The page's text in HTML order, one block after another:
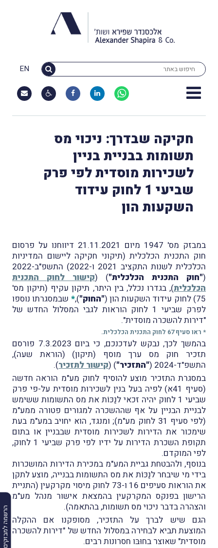
EN
הרשמה למבזקים
חקיקה שבדרך: ניכוי מס
תשומות בבניית בניין
לשכירות מוסדית לפי פרק
שביעי 1 לחוק עידוד
השקעות הון
במבזק מס' 1947 מיום 21.11.2021 דיווחנו על פרסום
חוק התכנית הכלכלית (תיקוני חקיקה ליישום המדיניות
הכלכלית לשנות התקציב 2021 ו-2022) התשפ"ב-2022
(
"חוק התכנית הכלכלית") (קישור לחוק התכנית
הכלכלית), בגדרו נכלל, בין היתר, תיקון עקיף (תיקון מס'
75) לחוק עידוד השקעות הון (
"החוק"),
* שבמסגרתו נוספו
לפרק שביעי 1 לחוק הוראות לגבי המסלול החדש של
"דירות להשכרה מוסדית".
* ראו סעיף 67 לחוק התכנית הכלכלית.
בהמשך לכך, נבקש לעדכנכם, כי ביום 7.3.2023 פורסם
תזכיר חוק מס ערך מוסף (תיקון) (הוראת שעה),
התשפ"ד-2024 (
"התזכיר") (קישור לתזכיר).
במסגרת התזכיר מוצע להוסיף לחוק מע"מ הוראה חדשה
(סעיף 41א) לפיה בעל בנין לשכירות מוסדית על-פי פרק
שביעי 1 לחוק יהיה זכאי לנַכּוֹת את מס התשומות ששימש
לבניית הבניין על אף שההשכרה למגורים פטורה ממע"מ
(לפי סעיף 31 לחוק מע"מ); ומנגד, הוא יחויב במע"מ בעת
שימכור את הדירות לשכירות מוסדית שבבניין או בתום
תקופת השכרת הדירות על ידיו לפי פרק שביעי 1 לחוק,
לפי המוקדם.
בנוסף, ולהבטחת גביית המע"מ במכירת הדירות המושכרות
בידי מי שיבחר לנַכּוֹת את מס התשומות בבנייה, מוצע לתקן
את הוראות סעיפים 16 ו-73 לחוק מיסוי מקרקעין (התניית
הרישון בפנקס המקרקעין בהמצאת אישור מנהל מע"מ
והצהרה בדבר ניכוי מס תשומות, בהתאמה).
הגם שיש לברך על התזכיר, מסופקנו אם ההקלה
המוצעת תביא לבחירה במסלול החדש של "דירות להשכרה
מוסדית" שאוצר בחוּבּו חסרונות רבים.